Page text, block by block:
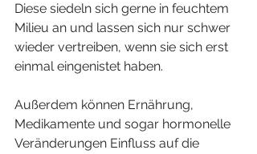
Diese siedeln sich gerne in feuchtem
Milieu an und lassen sich nur schwer
wieder vertreiben, wenn sie sich erst
einmal eingenistet haben.
Außerdem können Ernährung,
Medikamente und sogar hormonelle
Veränderungen Einfluss auf die